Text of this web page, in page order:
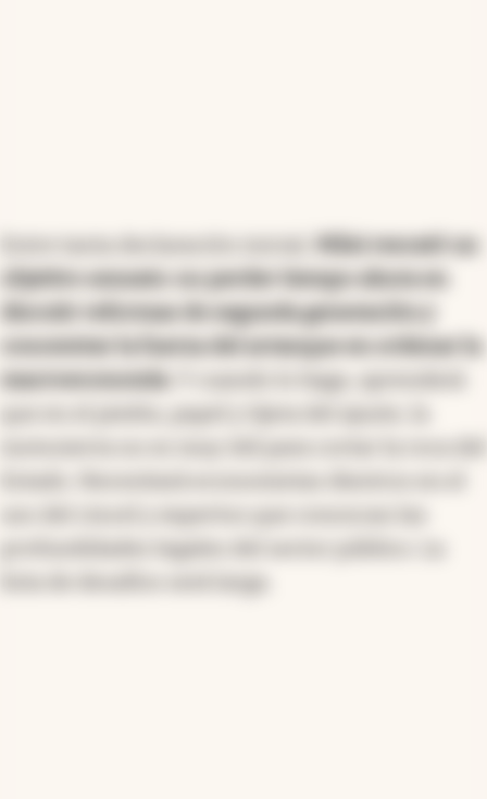
Milei rescató un
objetivo sensato: no perder tiempo ahora en
discutir reformas de segunda generación y
concentrar la fuerza del arranque en ordenar la
macroeconomía
. Y cuando lo haga, aprenderá